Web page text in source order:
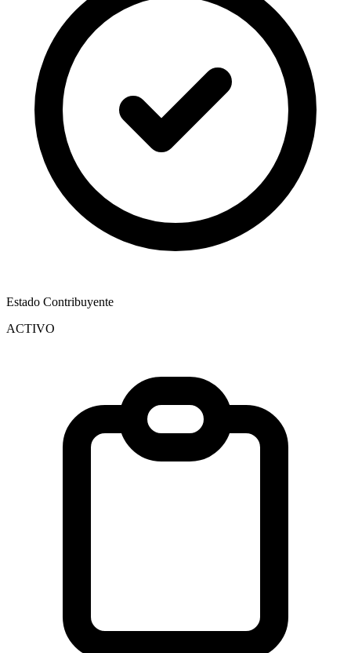
Estado Contribuyente
ACTIVO